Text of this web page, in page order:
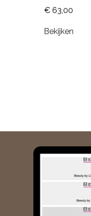
€ 63,00
Bekijken